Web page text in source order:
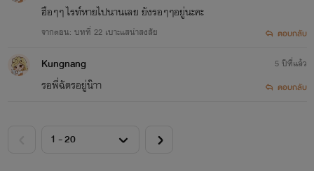
ฮือๆๆ ไรท์หายไปนานเลย ยังรอๆๆอยู่นะคะ
จากตอน: บทที่ 22 เบาะแสน่าสงสัย ตอบกลับ
Kungnang
รอพี่ฉัตรอยู่น๊าา
5 ปีที่แล้ว
ตอบกลับ